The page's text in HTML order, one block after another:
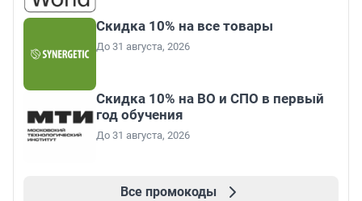
Скидка 10% на все товары
До 31 августа, 2026
Скидка 10% на ВО и СПО в первый
год обучения
До 31 августа, 2026
Все промокоды